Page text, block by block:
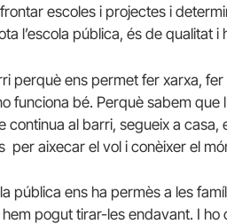
escoles i projectes i
l’escola pública, és de qualitat
perquè ens permet fer xarxa,
funciona bé. Perquè sabem que
continua al barri, segueix a casa,
per aixecar el vol i conèixer el
pública ens ha permès a les
pogut tirar-les endavant. I ho